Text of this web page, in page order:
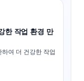
한 작업 환경 만
여 더 건강한 작업